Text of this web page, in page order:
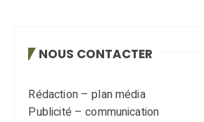
NOUS CONTACTER
Rédaction – plan média
Publicité – communication